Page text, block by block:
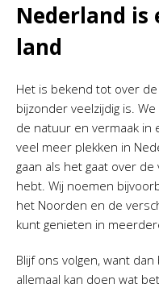
Nederland is
land
Het is bekend tot over
bijzonder veelzijdig is.
de natuur en vermaak in
veel meer plekken in
gaan als het gaat over
hebt. Wij noemen
het Noorden en de
kunt genieten in
Blijf ons volgen, want
allemaal kan doen wat